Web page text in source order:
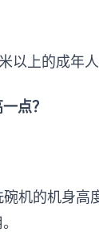
以上的成年
点？
碗机的机身高